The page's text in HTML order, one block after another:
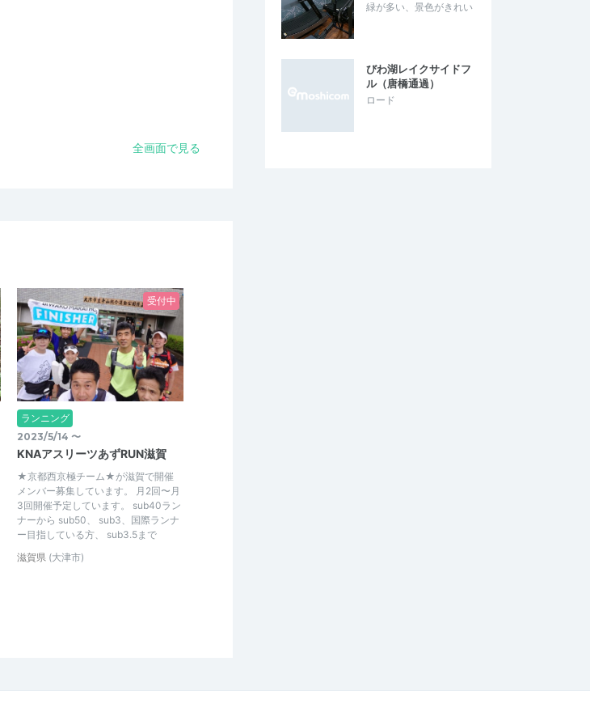
全画面で見る
受付中
ランニング
2023/5/14 〜
KNAアスリーツあずRUN滋賀
★京都西京極チーム★が滋賀で開催
メンバー募集しています。 月2回〜月
3回開催予定しています。 sub40ラン
ナーから sub50、 sub3、国際ランナ
ー目指している方、 sub3.5まで
滋賀県 (大津市)
緑が多い、景色がきれい
びわ湖レイクサイドフ
ル（唐橋通過）
ロード